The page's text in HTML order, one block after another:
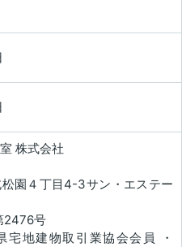
株式会社
園４丁目4-3サン・エステー
2476号
宅地建物取引業協会会員 ・